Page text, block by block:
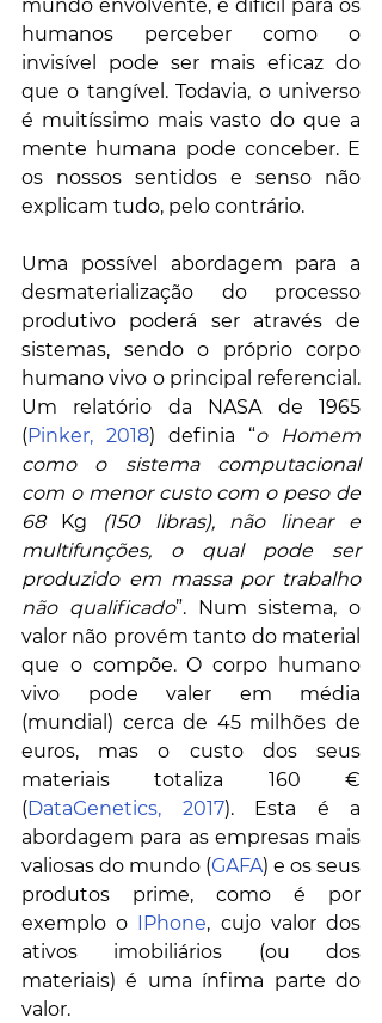
mundo envolvente, é difícil para os
humanos perceber como o
invisível pode ser mais eficaz do
que o tangível. Todavia, o universo
é muitíssimo mais vasto do que a
mente humana pode conceber. E
os nossos sentidos e senso não
explicam tudo, pelo contrário.
Uma possível abordagem para a
desmaterialização do processo
produtivo poderá ser através de
sistemas, sendo o próprio corpo
humano vivo o principal referencial.
Um relatório da NASA de 1965
( Pinker, 2018) definia “o Homem
como o sistema computacional
com o menor custo com o peso de
68 Kg (150 libras), não linear e
multifunções, o qual pode ser
produzido em massa por trabalho
não qualificado”. Num sistema, o
valor não provém tanto do material
que o compõe. O corpo humano
vivo pode valer em média
(mundial) cerca de 45 milhões de
euros, mas o custo dos seus
materiais totaliza 160 €
( DataGenetics, 2017). Esta é a
abordagem para as empresas mais
valiosas do mundo (GAFA) e os seus
produtos prime, como é por
exemplo o
IPhone, cujo valor dos
ativos imobiliários (ou dos
materiais) é uma ínfima parte do
valor.